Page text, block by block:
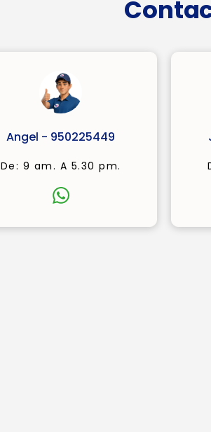
Angel - 950225449
De: 9 am. A 5.30 pm.